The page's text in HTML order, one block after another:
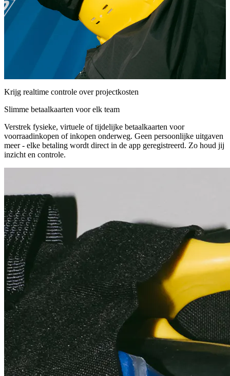
Krijg realtime controle over projectkosten
Slimme betaalkaarten voor elk team
Verstrek fysieke, virtuele of tijdelijke betaalkaarten voor
voorraadinkopen of inkopen onderweg. Geen persoonlijke uitgaven
meer - elke betaling wordt direct in de app geregistreerd. Zo houd jij
inzicht en controle.